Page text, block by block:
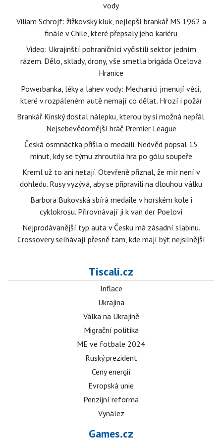
vody
Viliam Schrojf: žižkovský kluk, nejlepší brankář MS 1962 a
finále v Chile, které přepsaly jeho kariéru
Video: Ukrajinští pohraničníci vyčistili sektor jedním
rázem. Dělo, sklady, drony, vše smetla brigáda Ocelová
Hranice
Powerbanka, léky a lahev vody: Mechanici jmenují věci,
které v rozpáleném autě nemají co dělat. Hrozí i požár
Brankář Kinský dostal nálepku, kterou by si možná nepřál.
Nejsebevědomější hráč Premier League
Česká osmnáctka přišla o medaili. Nedvěd popsal 15
minut, kdy se týmu zhroutila hra po gólu soupeře
Kreml už to ani netají. Otevřeně přiznal, že mír není v
dohledu. Rusy vyzývá, aby se připravili na dlouhou válku
Barbora Bukovská sbírá medaile v horském kole i
cyklokrosu. Přirovnávají ji k van der Poelovi
Nejprodávanější typ auta v Česku má zásadní slabinu.
Crossovery selhávají přesně tam, kde mají být nejsilnější
Tiscali.cz
Inflace
Ukrajina
Válka na Ukrajině
Migrační politika
ME ve fotbale 2024
Ruský prezident
Ceny energií
Evropská unie
Penzijní reforma
Vynález
Games.cz